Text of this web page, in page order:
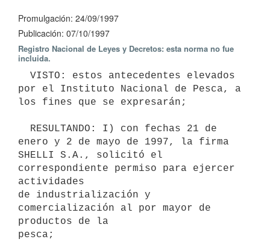
Promulgación: 24/09/1997
Publicación: 07/10/1997
Registro Nacional de Leyes y Decretos: esta norma no fue
incluida.
por el Instituto Nacional de Pesca, a
los fines que se expresarán;
enero y 2 de mayo de 1997, la firma
SHELLI S.A., solicitó el
correspondiente permiso para ejercer
actividades
de industrialización y
comercialización al por mayor de
productos de la
pesca;